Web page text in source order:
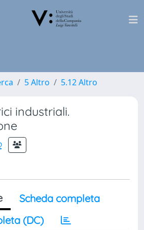
5 Altro 5.12 Altro
industriali.
Scheda completa
(DC)